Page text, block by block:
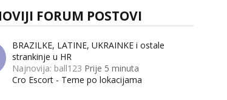
FORUM POSTOVI
BRAZILKE, LATINE, UKRAINKE i ostale
strankinje u HR
Najnovija: ball123 Prije 5 minuta
Cro Escort - Teme po lokacijama